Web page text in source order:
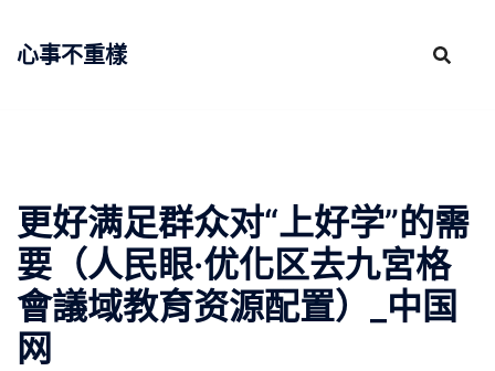
心事不重樣
更好满足群众对“上好学”的需
要（人民眼·优化区去九宮格
會議域教育资源配置）_中国
网